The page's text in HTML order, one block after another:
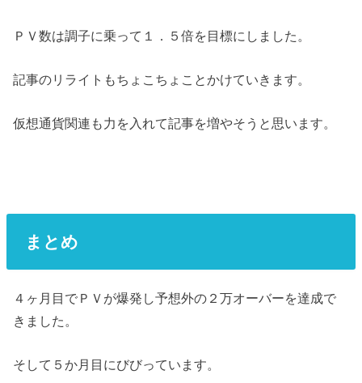
ＰＶ数は調子に乗って１．５倍を目標にしました。
記事のリライトもちょこちょことかけていきます。
仮想通貨関連も力を入れて記事を増やそうと思います。
まとめ
４ヶ月目でＰＶが爆発し予想外の２万オーバーを達成で
きました。
そして５か月目にびびっています。